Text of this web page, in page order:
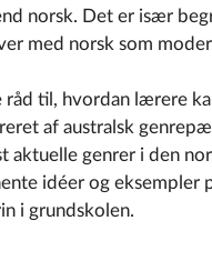
norsk. Det er især
med norsk som
råd til, hvordan lærere
af australsk
genrer i den
idéer og eksempler
i grundskolen.